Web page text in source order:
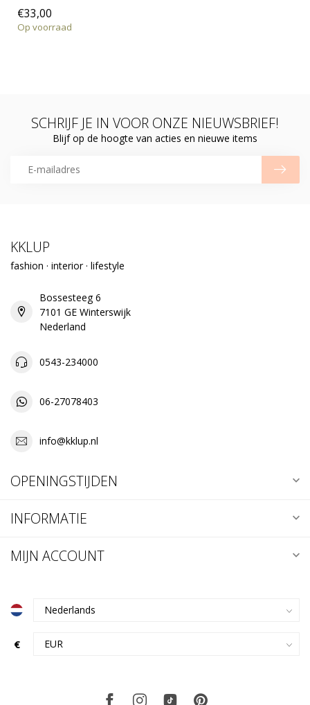
€33,00
Op voorraad
SCHRIJF JE IN VOOR ONZE NIEUWSBRIEF!
Blijf op de hoogte van acties en nieuwe items
KKLUP
fashion · interior · lifestyle
Bossesteeg 6
7101 GE Winterswijk
Nederland
0543-234000
06-27078403
info@kklup.nl
OPENINGSTIJDEN
INFORMATIE
MIJN ACCOUNT
€